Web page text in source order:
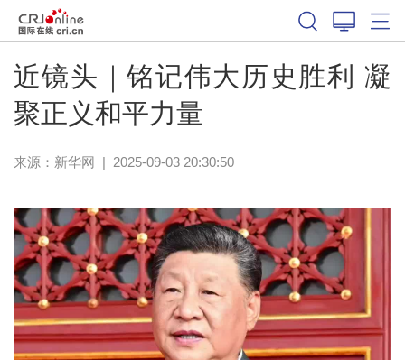
近镜头｜铭记伟大历史胜利 凝
聚正义和平力量
来源： 新华网 | 2025-09-03 20:30:50